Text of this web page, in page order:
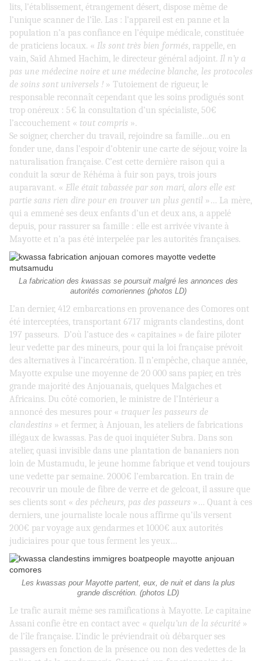
lits, l’établissement, étrangement désert, dispose même de
l’unique scanner de l’île. Las : l’appareil est en panne et la
population n’a pas confiance en l’équipe médicale, constituée
de praticiens locaux. « Ils sont très bien formés, rappelle, en
vain, Saïd Ahmed Hachim, le directeur général adjoint. Il n’y a
pas une médecine noire et une médecine blanche, les protocoles
de soins sont universels ! » Tutoiement de rigueur, le
responsable reconnaît cependant que les soins prodigués sont
trop onéreux : 5€ la consultation d’un spécialiste, 50€
l’accouchement « tout compris ».
Se soigner, chercher du travail, rejoindre sa famille…ou en
fonder une, dans l’espoir d’obtenir une carte de séjour, voire la
naturalisation française. C’est cette dernière raison qui a
conduit la sœur de Réhéma à fuir son pays, trois jours
auparavant. « Elle était tabassée par son mari, alors elle est
partie sans rien dire pour en trouver un plus gentil »… La mère,
qui a emmené ses deux enfants d’un et deux ans, a appelé
depuis, pour rassurer sa famille : elle est arrivée vivante à
Mayotte et n’a pas été interpelée par les autorités françaises.
La fabrication des kwassas se poursuit malgré les annonces des
autorités comoriennes (photos LD)
L’an dernier, 412 embarcations en provenance des Comores ont
été interceptées, transportant 6717 migrants clandestins, dont
197 passeurs. D’où l’astuce des « capitaines » de faire piloter
leur vedette par des mineurs, pour qui la loi française prévoit
des alternatives à l’incarcération. Il n’empêche, chaque année,
Mayotte expulse une moyenne de 20 000 sans papier, en très
grande majorité des Anjouanais, quelques Malgaches et
Africains. Du côté comorien, le ministre de l’Intérieur a
annoncé des mesures pour « traquer les passeurs de
clandestins » et fermer, à Anjouan, les ateliers de fabrications
illégaux de kwassas. Pas de quoi inquiéter Subra. Dans son
atelier, quasi invisible dans une plantation de bananiers non
loin de Mustamudu, le jeune homme fabrique et vend toujours
une vedette par semaine. 2000€ l’embarcation. En train de
recouvrir un moule de fibre de verre et de gelcoat, il assure que
ses clients sont « des pêcheurs, pas des passeurs »… Quant à ces
derniers, une journaliste locale nous affirme qu’ils versent
200€ par voyage aux gendarmes et 1000€ aux autorités
judiciaires pour que tous ferment les yeux…
Les kwassas pour Mayotte partent, eux, de nuit et dans la plus
grande discrétion. (photos LD)
Le trafic aurait même ses ramifications à Mayotte. Le capitaine
Assani confie être en contact avec « quelqu’un de la sécurité »
de l’île française. L’indic le préviendrait où débarquer ses
passagers en fonction de la présence ou non des vedettes de la